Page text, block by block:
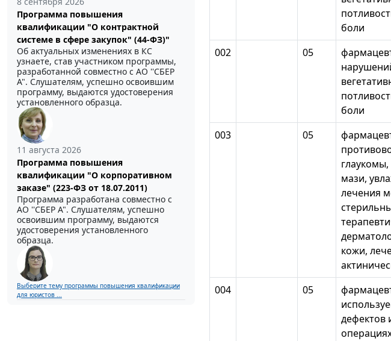
Программа повышения
квалификации "О контрактной
системе в сфере закупок" (44-ФЗ)"
Об актуальных изменениях в КС
узнаете, став участником программы,
разработанной совместно с АО ''СБЕР
А". Слушателям, успешно освоившим
программу, выдаются удостоверения
установленного образца.
11 августа 2026
Программа повышения
квалификации "О корпоративном
заказе" (223-ФЗ от 18.07.2011)
Программа разработана совместно с
АО ''СБЕР А". Слушателям, успешно
освоившим программу, выдаются
удостоверения установленного
образца.
Выберите тему программы повышения квалификации
для юристов ...
боли
002 05
боли
003 05
мази,
лечения
кожи,
004 05
дефектов